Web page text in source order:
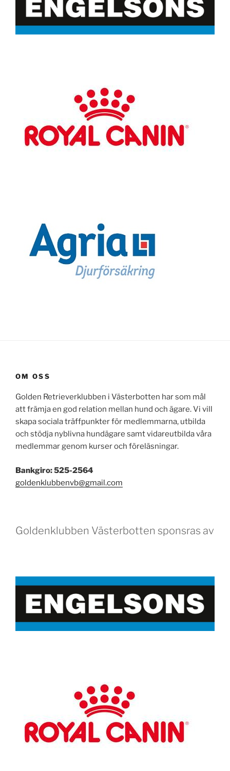
OM OSS
Golden Retrieverklubben i Västerbotten har som mål
att främja en god relation mellan hund och ägare. Vi vill
skapa sociala träffpunkter för medlemmarna, utbilda
och stödja nyblivna hundägare samt vidareutbilda våra
medlemmar genom kurser och föreläsningar.
Bankgiro: 525-2564
goldenklubbenvb@gmail.com
Goldenklubben Västerbotten sponsras av